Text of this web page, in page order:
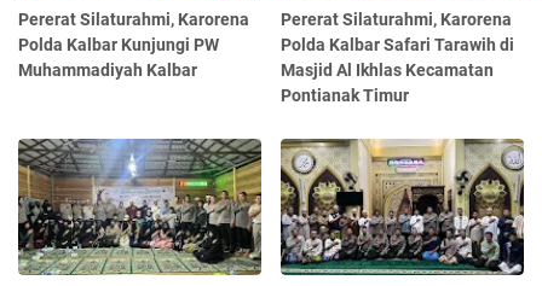
Pererat Silaturahmi, Karorena
Polda Kalbar Kunjungi PW
Muhammadiyah Kalbar
Pererat Silaturahmi, Karorena
Polda Kalbar Safari Tarawih di
Masjid Al Ikhlas Kecamatan
Pontianak Timur